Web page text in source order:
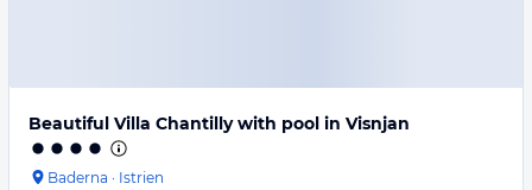
Beautiful Villa Chantilly with pool in Visnjan
Baderna · Istrien